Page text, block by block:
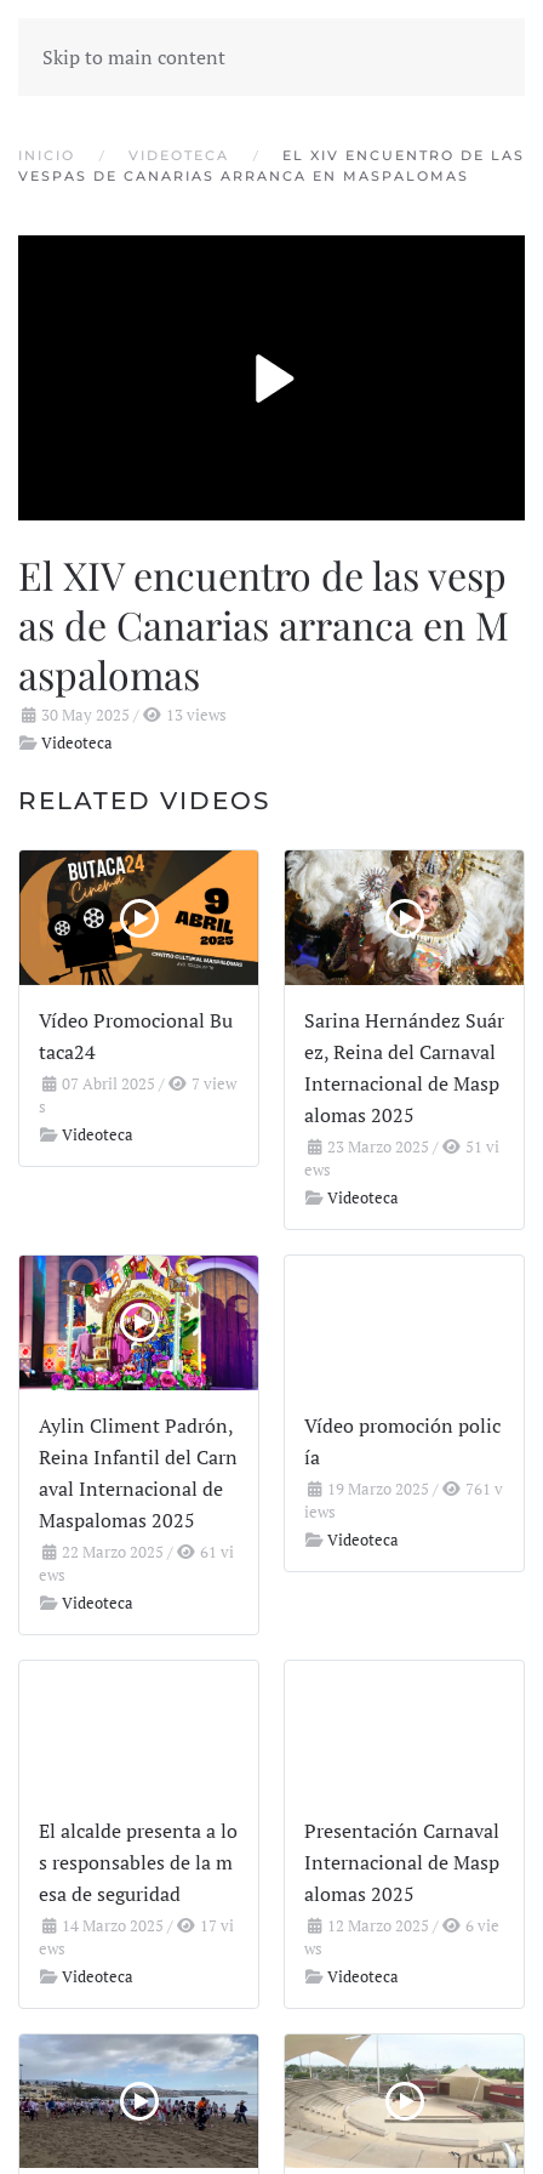
Skip to main content
INICIO VIDEOTECA
EL XIV ENCUENTRO DE LAS
VESPAS DE CANARIAS ARRANCA EN MASPALOMAS
El XIV encuentro de las vesp
as de Canarias arranca en M
aspalomas
30 May 2025 /
13 views
Videoteca
RELATED VIDEOS
Vídeo Promocional Bu
taca24
07 Abril 2025 /
7 view
s
Videoteca
Sarina Hernández Suár
ez, Reina del Carnaval
Internacional de Masp
alomas 2025
23 Marzo 2025 /
51 vi
ews
Videoteca
Aylin Climent Padrón,
Reina Infantil del Carn
aval Internacional de
Maspalomas 2025
22 Marzo 2025 /
61 vi
ews
Videoteca
Vídeo promoción polic
ía
19 Marzo 2025 /
761 v
iews
Videoteca
El alcalde presenta a lo
s responsables de la m
esa de seguridad
14 Marzo 2025 /
17 vi
ews
Videoteca
Presentación Carnaval
Internacional de Masp
alomas 2025
12 Marzo 2025 /
6 vie
ws
Videoteca